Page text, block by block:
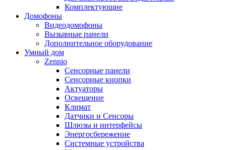
Комплектующие
Домофоны
Видеодомофоны
Вызывные панели
Дополнительное оборудование
Умный дом
Zennio
Сенсорные панели
Сенсорные кнопки
Актуаторы
Освещение
Климат
Датчики и Сенсоры
Шлюзы и интерфейсы
Энергосбережение
Системные устройства